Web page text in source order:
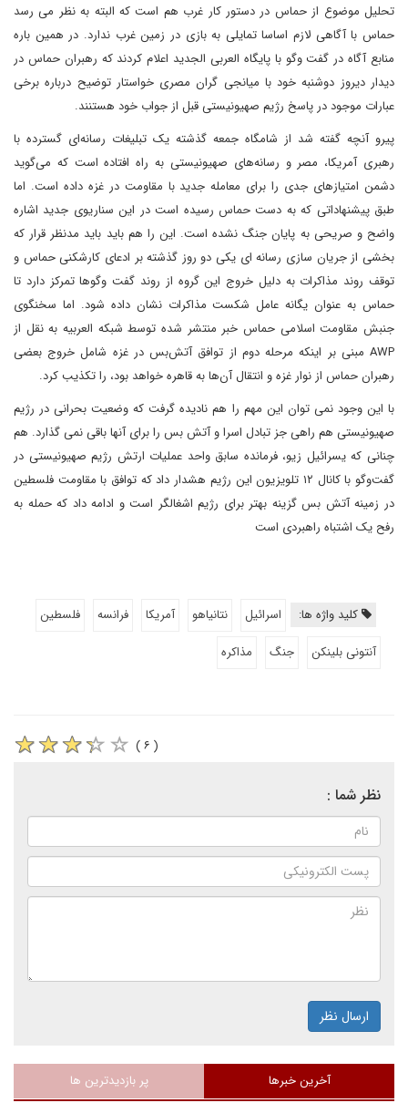
تحلیل موضوع از حماس در دستور کار غرب هم است که البته به نظر می رسد
حماس با آگاهی لازم اساسا تمایلی به بازی در زمین غرب ندارد. در همین باره
منابع آگاه در گفت وگو با پایگاه العربی الجدید اعلام کردند که رهبران حماس در
دیدار دیروز دوشنبه خود با میانجی گران مصری خواستار توضیح درباره برخی
عبارات موجود در پاسخ رژیم صهیونیستی قبل از جواب خود هستنند.
پیرو آنچه گفته شد از شامگاه جمعه گذشته یک تبلیغات رسانه‌ای گسترده با
رهبری آمریکا، مصر و رسانه‌های صهیونیستی به راه افتاده است که می‌گوید
دشمن امتیازهای جدی را برای معامله جدید با مقاومت در غزه داده است. اما
طبق پیشنهاداتی که به دست حماس رسیده است در این سناریوی جدید اشاره
واضح و صریحی به پایان جنگ نشده است. این را هم باید باید مدنظر قرار که
بخشی از جریان سازی رسانه ای یکی دو روز گذشته بر ادعای کارشکنی حماس و
توقف روند مذاکرات به دلیل خروج این گروه از روند گفت وگوها تمرکز دارد تا
حماس به عنوان یگانه عامل شکست مذاکرات نشان داده شود. اما سخنگوی
جنبش مقاومت اسلامی حماس خبر منتشر شده توسط شبکه العربیه به نقل از
AWP مبنی بر اینکه مرحله دوم از توافق آتش‌بس در غزه شامل خروج بعضی
رهبران حماس از نوار غزه و انتقال آن‎‌ها به قاهره خواهد بود، را تکذیب کرد.
با این وجود نمی توان این مهم را هم نادیده گرفت که وضعیت بحرانی در رژیم
صهیونیستی هم راهی جز تبادل اسرا و آتش بس را برای آنها باقی نمی گذارد. هم
چنانی که یسرائیل زیو، فرمانده سابق واحد عملیات ارتش رژیم صهیونیستی در
گفت‌وگو با کانال ۱۲ تلویزیون این رژیم هشدار داد که توافق با مقاومت فلسطین
در زمینه آتش بس گزینه بهتر برای رژیم اشغالگر است و ادامه داد که حمله به
رفح یک اشتباه راهبردی است
کلید واژه ها: اسرائیل نتانیاهو آمریکا فرانسه
فلسطین
آنتونی بلینکن
جنگ مذاکره
( ۶ )
نظر شما :
ارسال نظر
آخرین خبرها پر بازدیدترین ها